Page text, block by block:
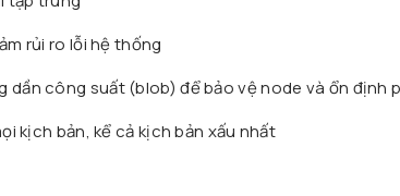
rủi ro lỗi hệ thống
công suất (blob) để bảo vệ node và ổn định
kịch bản, kể cả kịch bản xấu nhất